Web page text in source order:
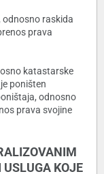
odnosno raskida
prava
katastarske
poništen
odnosno
prava svojine
KOJE